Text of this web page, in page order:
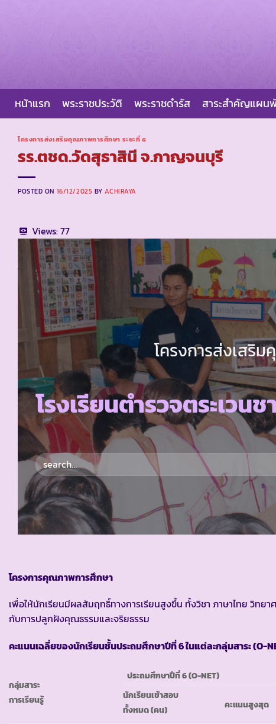
หน้าแรก พระราชประวัติ พระราชดำรัส สาระสำคัญแผน
โครงการส่งเสริมคุณภาพการศึกษา ระยะที่ ๕
รร.ตชด.วัดสุธาสินี จ.กาญจนบุรี
POSTED ON 16/12/2025 BYACHIRAYA
Views:77
โครงการส่งเสริ
โรงเรียนตำรวจตระเว
โครงการคุณภาพการศึกษา
เพื่อให้นักเรียนมีผลสัมฤทธิ์ทางการเรียนสูงขึ้น ทั้งวิชา ภาษาไทย วิท
กับการปลูกฝังคุณธรรมและจริยธรรม
คะแนนเฉลี่ยของนักเรียนชั้นประถมศึกษาปีที่ 6ในแต่ละกลุ่มสาระ(O-
กลุ่มสาระ
การเรียนรู้
ประถมศึกษาปีที่ 6(O-NET)
นักเรียนเข้าสอบ
ทั้งหมด (คน)
คะแนนสูงสุด